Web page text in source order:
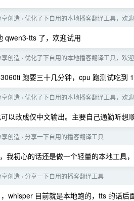
享创造 › 优化了下自用的本地播客翻译工具，欢
qwen3-tts 了，欢迎试用
享创造 › 优化了下自用的本地播客翻译工具，欢
跑要三十几分钟，cpu 跑测试吃到
享创造 › 优化了下自用的本地播客翻译工具，欢
以改成仅中文输出。主要自己通勤听想
享创造 › 分享一下自用的播客翻译工具
我初心的话还是做一个轻量的本地工具
享创造 › 分享一下自用的播客翻译工具
whisper 目前就是本地跑的，tts 的话后